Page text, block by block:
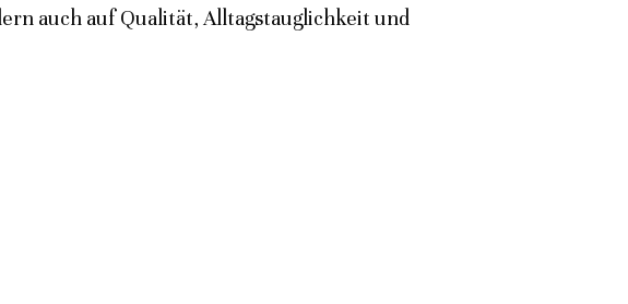
auch auf Qualität, Alltagstauglichkeit und